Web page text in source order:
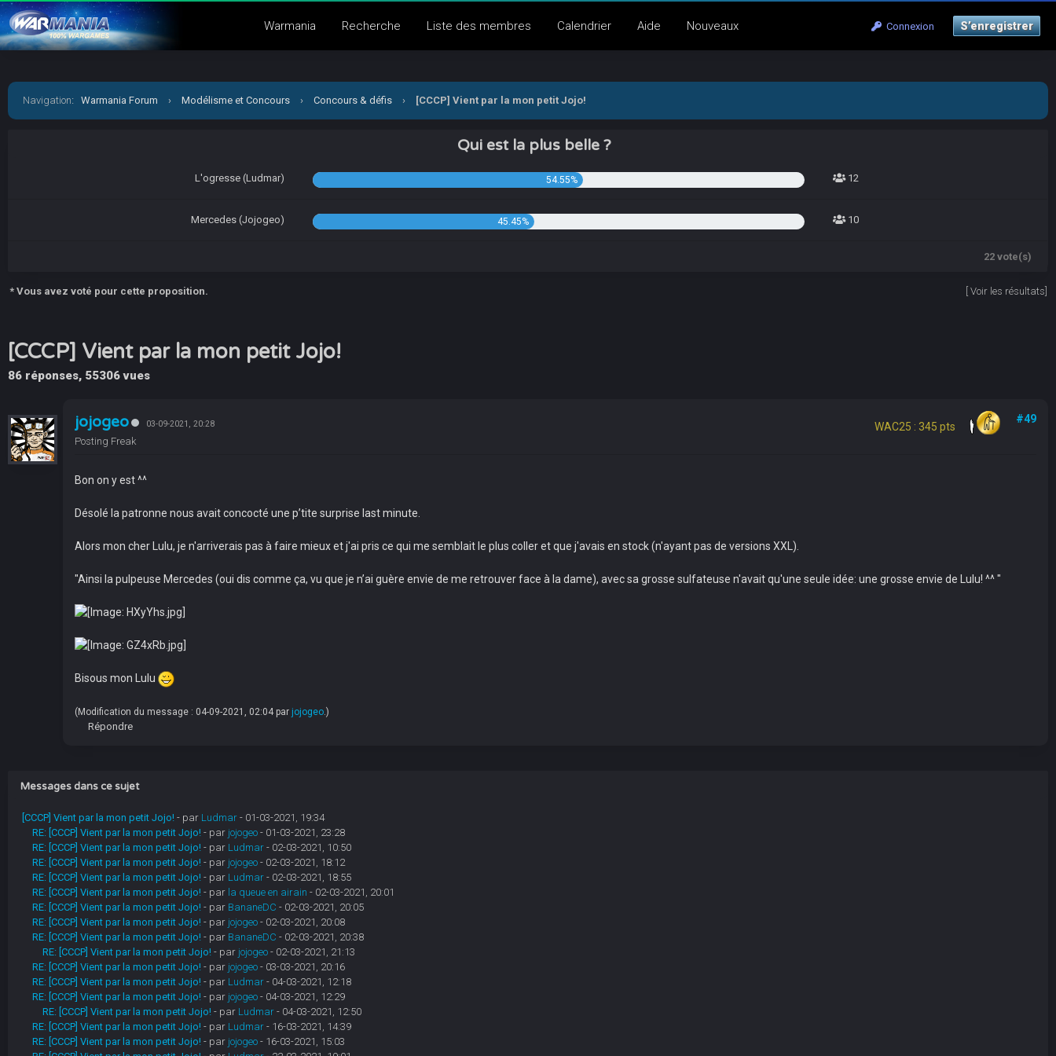
Connexion S’enregistrer
Warmania Recherche Liste des membres Calendrier Aide Nouveaux
Navigation: Warmania Forum › Modélisme et Concours › Concours & défis › [CCCP] Vient par la mon petit Jojo!
Qui est la plus belle ?
L'ogresse (Ludmar) 54.55% 12
Mercedes (Jojogeo) 45.45% 10
22 vote(s)
* Vous avez voté pour cette proposition. Voir les résultats
[CCCP] Vient par la mon petit Jojo!
86 réponses, 55306 vues
jojogeo 03-09-2021, 20:28
Posting Freak
WAC25 : 345 pts
#49
Bon on y est ^^
Désolé la patronne nous avait concocté une p’tite surprise last minute.
Alors mon cher Lulu, je n'arriverais pas à faire mieux et j'ai pris ce qui me semblait le plus coller et que j'avais en stock (n'ayant pas de versions XXL).
"Ainsi la pulpeuse Mercedes (oui dis comme ça, vu que je n’ai guère envie de me retrouver face à la dame), avec sa grosse sulfateuse n'avait qu'une seule idée: une grosse envie de Lulu! ^^ "
Bisous mon Lulu
(Modification du message : 04-09-2021, 02:04 par jojogeo .)
Répondre
Messages dans ce sujet
[CCCP] Vient par la mon petit Jojo! - par Ludmar- 01-03-2021, 19:34
RE: [CCCP] Vient par la mon petit Jojo! - par jojogeo- 01-03-2021, 23:28
RE: [CCCP] Vient par la mon petit Jojo! - par Ludmar- 02-03-2021, 10:50
RE: [CCCP] Vient par la mon petit Jojo! - par jojogeo- 02-03-2021, 18:12
RE: [CCCP] Vient par la mon petit Jojo! - par Ludmar- 02-03-2021, 18:55
RE: [CCCP] Vient par la mon petit Jojo! - par la queue en airain - 02-03-2021, 20:01
RE: [CCCP] Vient par la mon petit Jojo! - par BananeDC - 02-03-2021, 20:05
RE: [CCCP] Vient par la mon petit Jojo! - par jojogeo- 02-03-2021, 20:08
RE: [CCCP] Vient par la mon petit Jojo! - par BananeDC - 02-03-2021, 20:38
RE: [CCCP] Vient par la mon petit Jojo! - par jojogeo- 02-03-2021, 21:13
RE: [CCCP] Vient par la mon petit Jojo! - par jojogeo- 03-03-2021, 20:16
RE: [CCCP] Vient par la mon petit Jojo! - par Ludmar- 04-03-2021, 12:18
RE: [CCCP] Vient par la mon petit Jojo! - par jojogeo- 04-03-2021, 12:29
RE: [CCCP] Vient par la mon petit Jojo! - par Ludmar- 04-03-2021, 12:50
RE: [CCCP] Vient par la mon petit Jojo! - par Ludmar- 16-03-2021, 14:39
RE: [CCCP] Vient par la mon petit Jojo! - par jojogeo- 16-03-2021, 15:03